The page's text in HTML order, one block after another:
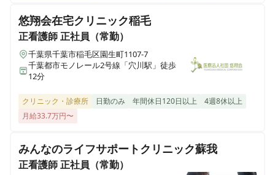
悠翔会在宅クリニック稲毛
正看護師正社員（常勤）
千葉県千葉市稲毛区園生町1107-7
千葉都市モノレール2号線「穴川駅」徒歩
12分
クリニック・診療所 日勤のみ 年間休日120日以上
4週8休以上
月給33.7万円〜
みんなのライフサポートクリニック蘇我
正看護師正社員（常勤）